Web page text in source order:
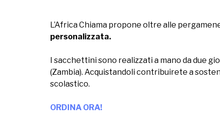
L’Africa Chiama propone oltre alle
personalizzata.
I sacchettini sono realizzati a mano da due
(Zambia). Acquistandoli contribuirete a
scolastico.
ORDINA ORA!